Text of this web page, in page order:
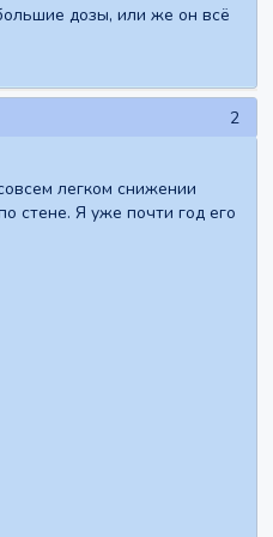
дозы, или же он всё
2
легком снижении
стене. Я уже почти год его